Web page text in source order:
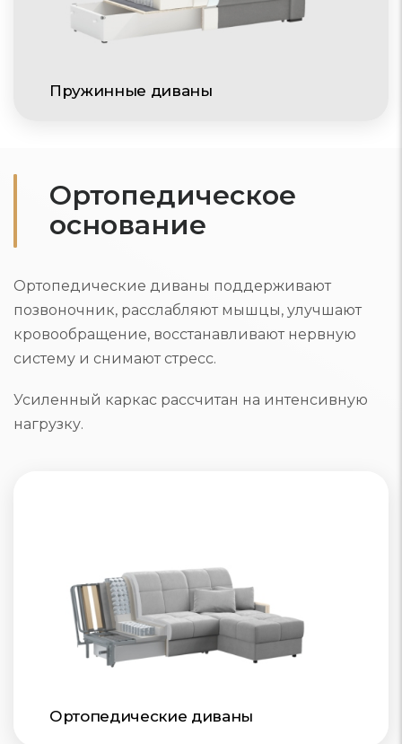
Пружинные диваны
Ортопедическое
основание
Ортопедические диваны поддерживают
позвоночник, расслабляют мышцы, улучшают
кровообращение, восстанавливают нервную
систему и снимают стресс.
Усиленный каркас рассчитан на интенсивную
нагрузку.
Ортопедические диваны